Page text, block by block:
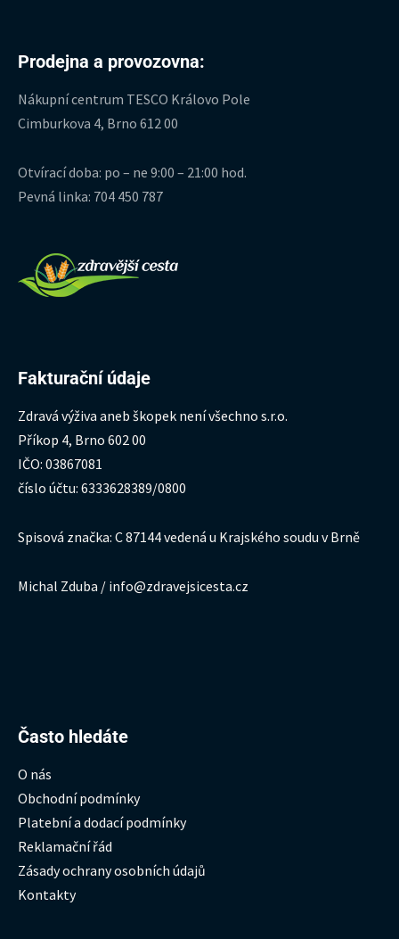
Prodejna a provozovna:
Nákupní centrum TESCO Královo Pole
Cimburkova 4, Brno 612 00
Otvírací doba: po – ne 9:00 – 21:00 hod.
Pevná linka: 704 450 787
Fakturační údaje
Zdravá výživa aneb škopek není všechno s.r.o.
Příkop 4, Brno 602 00
IČO: 03867081
číslo účtu: 6333628389/0800
Spisová značka: C 87144 vedená u Krajského soudu v Brně
Michal Zduba / info@zdravejsicesta.cz
Často hledáte
O nás
Obchodní podmínky
Platební a dodací podmínky
Reklamační řád
Zásady ochrany osobních údajů
Kontakty
Hledat: